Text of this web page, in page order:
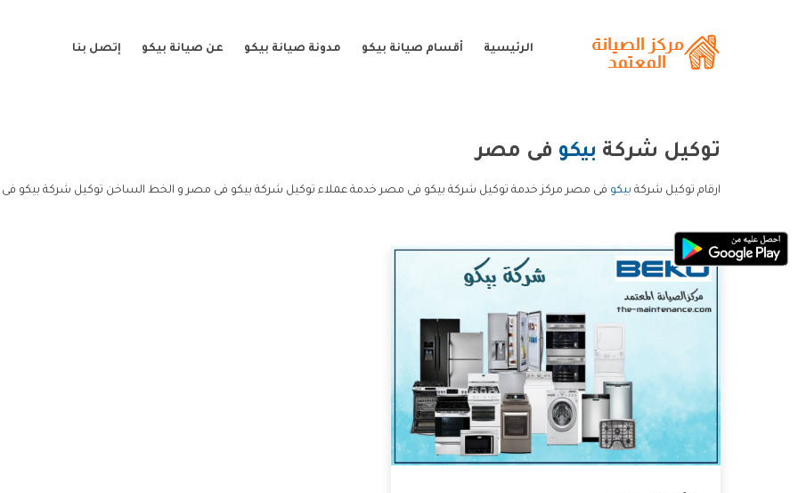
الرئيسية أقسام صيانة بيكو مدونة صيانة بيكو عن صيانة بيكو إتصل بنا
توكيل شركة بيكو فى مصر
ارقام توكيل شركة بيكو فى مصر مركز خدمة توكيل شركة بيكو فى مصر خدمة عملاء توكيل شركة بيكو فى مصر و الخط الساخن توكيل شركة بيكو